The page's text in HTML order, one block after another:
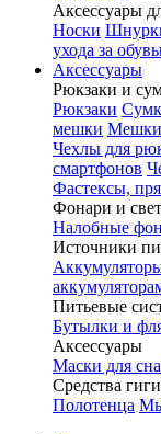
Аксессуары
Носки
ухода за
Аксессуары
Рюкзаки и
Рюкзаки
мешки Мешки
Чехлы для
смартфонов
Фастексы,
Фонари и
Налобные
Источники
Питьевые
Бутылки и
Аксессуары
Маски для сна
Средства
Полотенца